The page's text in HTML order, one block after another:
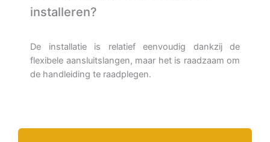
installeren?
De installatie is relatief eenvoudig dankzij de
flexibele aansluitslangen, maar het is raadzaam om
de handleiding te raadplegen.